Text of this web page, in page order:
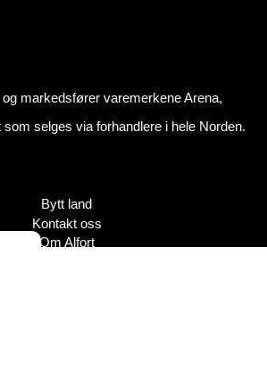
markedsfører varemerkene Arena,
som selges via forhandlere i hele Norden.
Bytt land
Kontakt oss
Om Alfort